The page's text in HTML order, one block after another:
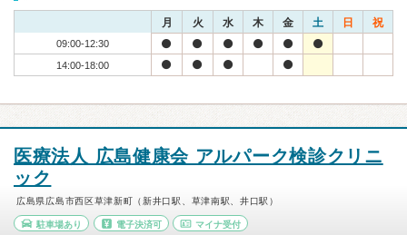
月 火 水 木 金 土 日 祝
09:00-12:30
14:00-18:00
医療法人 広島健康会 アルパーク検診クリニ
ック
広島県広島市西区草津新町（新井口駅、草津南駅、井口駅）
駐車場あり 電子決済可 マイナ受付